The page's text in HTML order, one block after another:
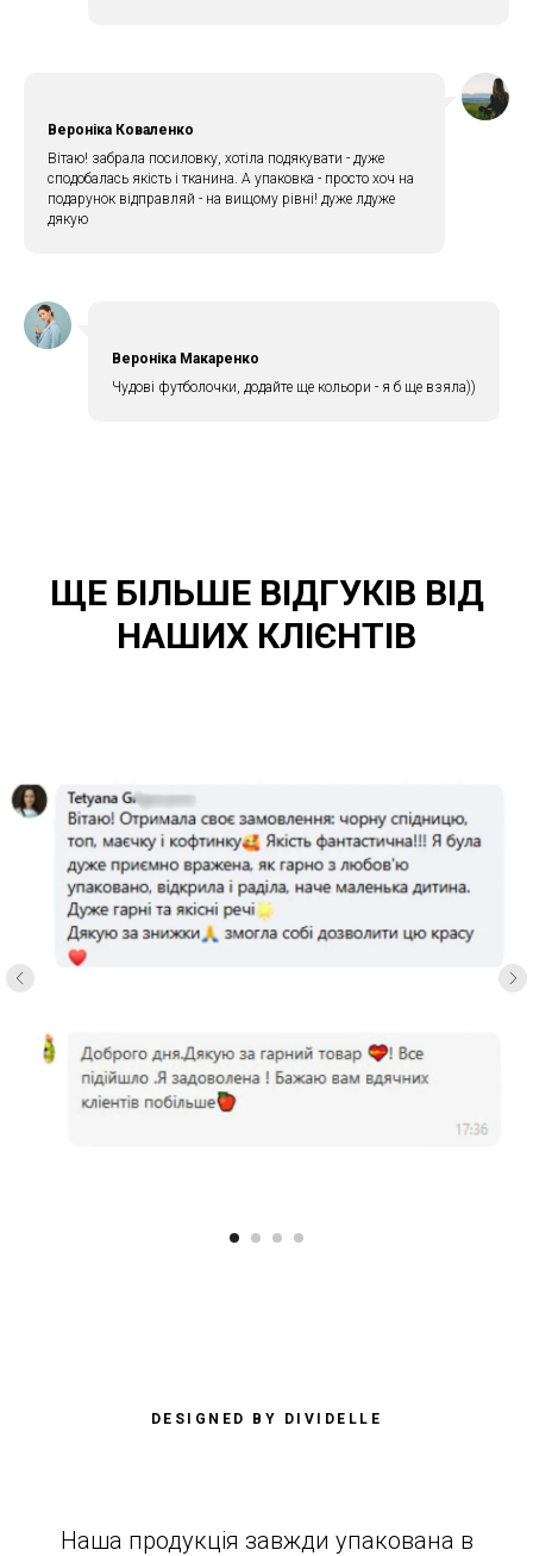
Вероніка Коваленко
Вітаю! забрала посиловку, хотіла подякувати - дуже
сподобалась якість і тканина. А упаковка - просто хоч на
подарунок відправляй - на вищому рівні! дуже лдуже
дякую
Вероніка Макаренко
Чудові футболочки, додайте ще кольори - я б ще взяла))
ЩЕ БІЛЬШЕ ВІДГУКІВ ВІД
НАШИХ КЛІЄНТІВ
DESIGNED BY DIVIDELLE
Наша продукція завжди упакована в